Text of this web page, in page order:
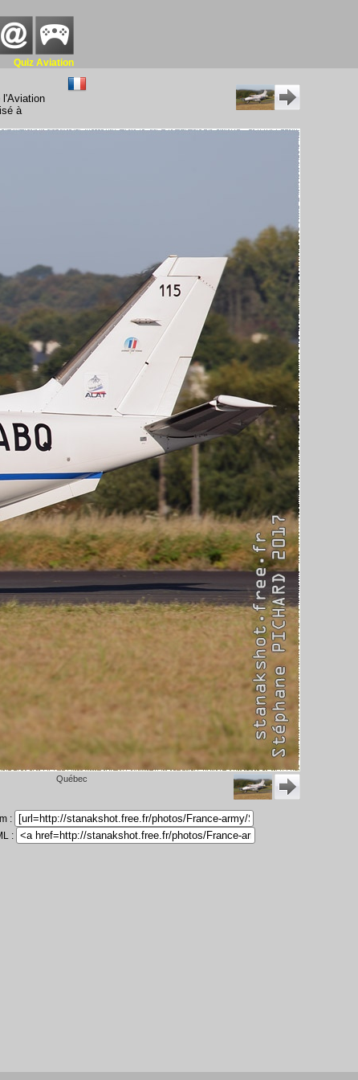
Quiz Aviation
l'Aviation
à
Québec
:
: